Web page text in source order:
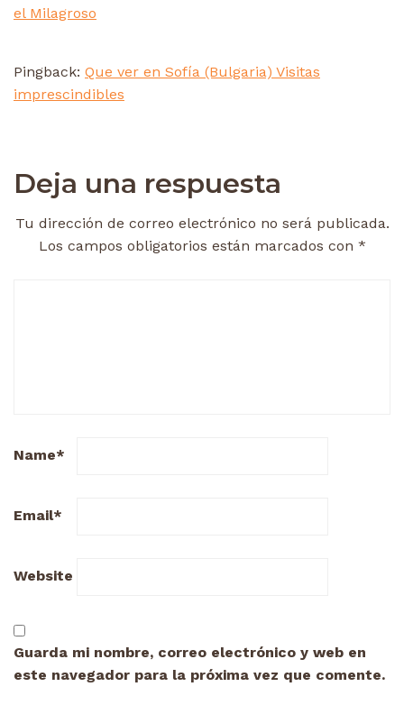
el Milagroso
Pingback: Que ver en Sofía (Bulgaria) Visitas
imprescindibles
Deja una respuesta
Tu dirección de correo electrónico no será publicada.
Los campos obligatorios están marcados con *
Name*
Email*
Website
Guarda mi nombre, correo electrónico y web en
este navegador para la próxima vez que comente.